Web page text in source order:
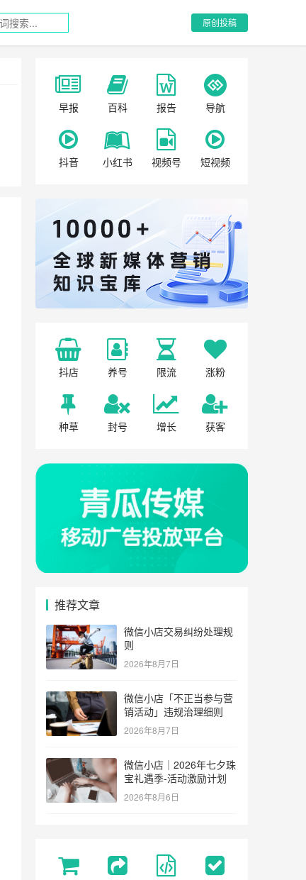
原创投稿
早报 百科 报告 导航
抖音 小红书 视频号 短视频
抖店 养号 限流 涨粉
种草 封号 增长 获客
推荐文章
微信小店交易纠纷处理规
则
2026年8月7日
微信小店「不正当参与营
销活动」违规治理细则
2026年8月7日
微信小店｜2026年七夕珠
宝礼遇季-活动激励计划
2026年8月6日